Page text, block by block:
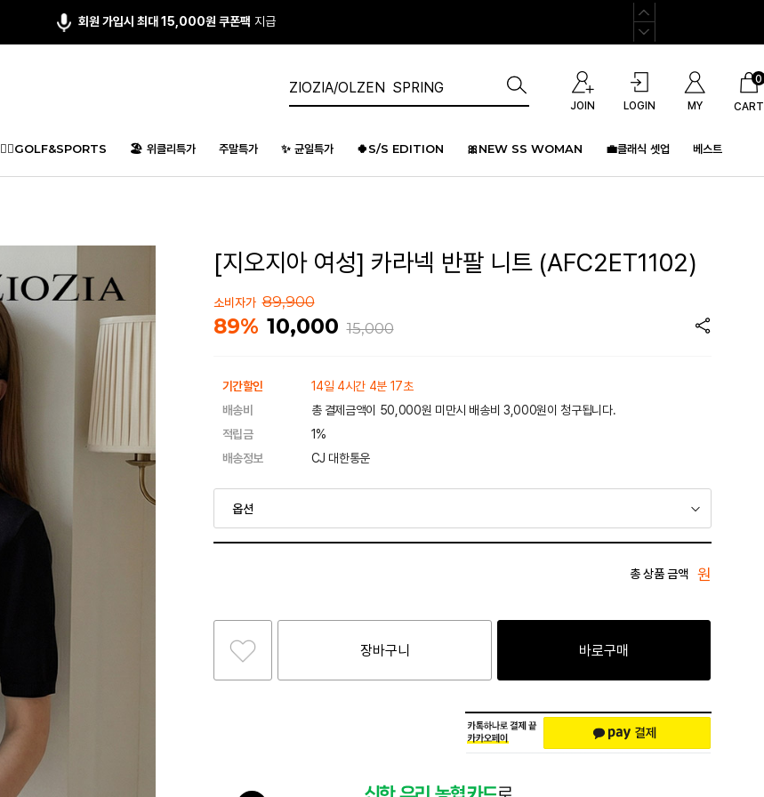
회원 가입시 최대 15,000원 쿠폰팩 지급
JOIN LOGIN MY CART
0
🏌️‍♂️GOLF&SPORTS 🏖️ 위클리특가 주말특가 ✨ 균일특가 🍀S/S EDITION 🎀NEW SS WOMAN 💼클래식 셋업 베스트
[지오지아 여성] 카라넥 반팔 니트 (AFC2ET1102)
소비자가 89,900
89% 10,000 15,000
기간할인
14일 4시간 4분 17초
배송비
총 결제금액이 50,000원 미만시 배송비 3,000원이 청구됩니다.
적립금
1%
배송정보
CJ 대한통운
총 상품 금액 원
장바구니 바로구매